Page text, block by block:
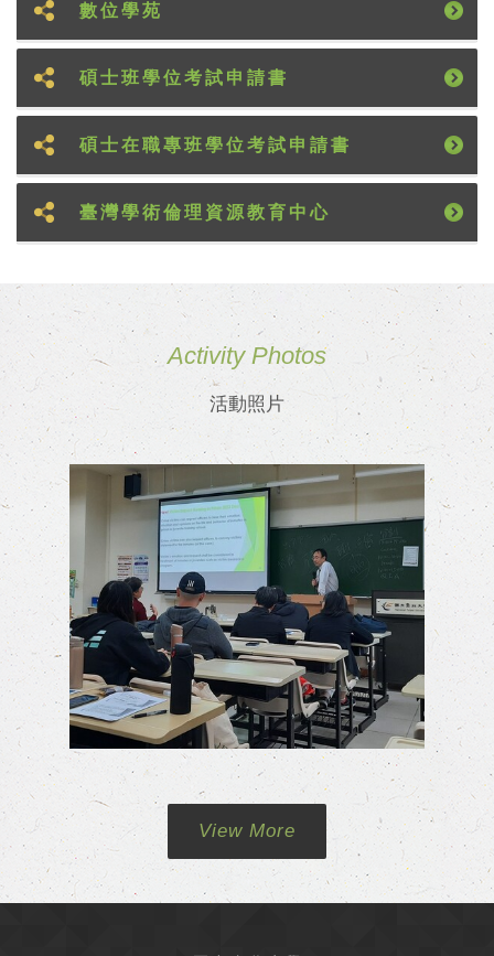
數位學苑
碩士班學位考試申請書
碩士在職專班學位考試申請書
臺灣學術倫理資源教育中心
Activity Photos
活動照片
View More